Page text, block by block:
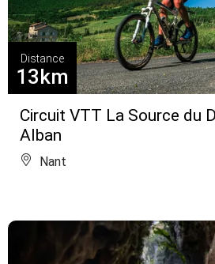
Circuit VTT La Source du
Alban
Distance
13km
Nant